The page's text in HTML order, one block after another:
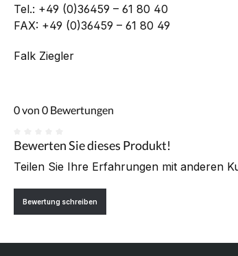
Tel.: +49 (0)36459 – 61 80 40
FAX: +49 (0)36459 – 61 80 49
Falk Ziegler
0 von 0 Bewertungen
Durchschnittliche Bewertung von 0 von 5
Bewerten Sie dieses Produkt!
Teilen Sie Ihre Erfahrungen mit anderen
Bewertung schreiben